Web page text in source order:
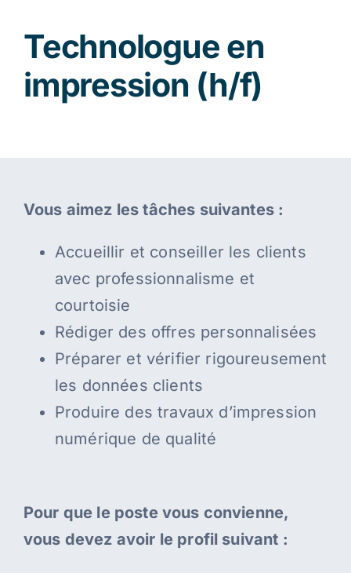
Technologue en
impression (h/f)
Vous aimez les tâches suivantes :
Accueillir et conseiller les clients
avec professionnalisme et
courtoisie
Rédiger des offres personnalisées
Préparer et vérifier rigoureusement
les données clients
Produire des travaux d’impression
numérique de qualité
Pour que le poste vous convienne,
vous devez avoir le profil suivant :